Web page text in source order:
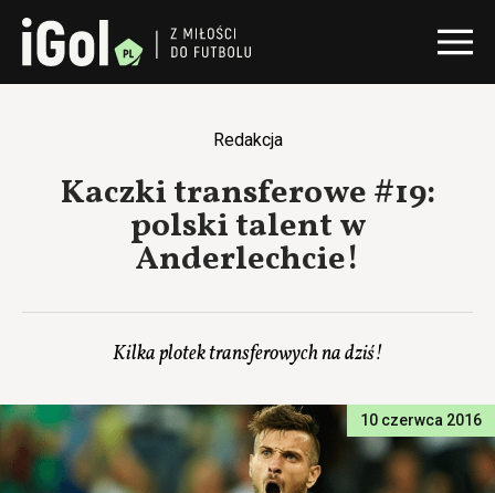
Redakcja
Kaczki transferowe #19:
polski talent w
Anderlechcie!
Kilka plotek transferowych na dziś!
10 czerwca 2016